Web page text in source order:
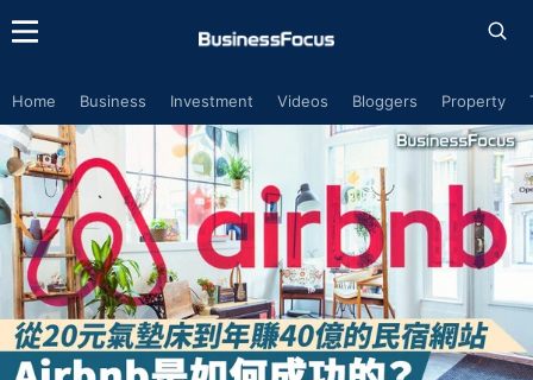
Home Business Investment Videos Bloggers Property